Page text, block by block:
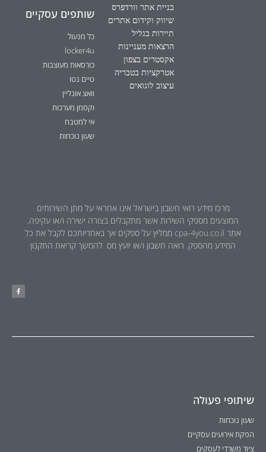
בניית אתר וורדפרס
שיווק וקידום אתרים
תיירות בגליל
הרצאות מעניינות
אקסטרים בצפון
אטרקציות בטבריה
עיצוב לוגואים
שותפים עסקיים
כל מנעול
locker4u
כורסאות מעוצבות
טיים נטו
וואצ אונליין
וקסמן מערכות
אי למטבח
שעון נוכחות
מרכז מידע רואי חשבון בישראל אינו אחראי על מתן השירותים
המוצעים מספקי השירות אשר מתקבלים בצורה ישירה ו/או עקיפה,
אתר cpa-4you.co.il ממליץ על ספקים אך באחריותכם לקבל את כל
המידע מהספק, רואה חשבון ו/או יועץ מס. להמשך קריאת התקנון
שיתופי פעולה
שעון נוכחות
הפקת אירועים עסקיים
ציוד משרדי לעסקים